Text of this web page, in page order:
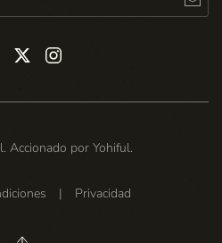
Accionado por Yohiful.
| Privacidad